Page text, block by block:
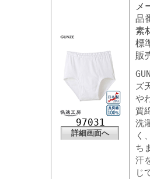
97031
詳細画面へ
メ
品
素
標
販
ズ
や
質
洗
く
ち
汗
じ